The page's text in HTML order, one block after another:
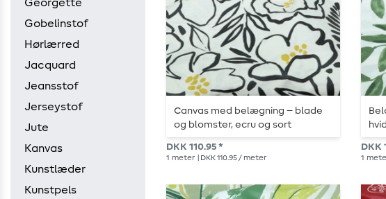
Georgette
Gobelinstof
Hørlærred
Jacquard
Jeansstof
Jerseystof
Jute
Kanvas
Kunstlæder
Kunstpels
Canvas med belægning – blade
og blomster, ecru og sort
DKK 110.95 *
1 meter | DKK 110.95 / meter
DKK
1